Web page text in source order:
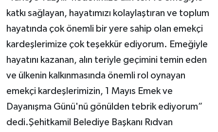
katkı sağlayan, hayatımızı kolaylaştıran ve toplum
hayatında çok önemli bir yere sahip olan emekçi
kardeşlerimize çok teşekkür ediyorum. Emeğiyle
hayatını kazanan, alın teriyle geçimini temin eden
ve ülkenin kalkınmasında önemli rol oynayan
emekçi kardeşlerimizin, 1 Mayıs Emek ve
Dayanışma Günü'nü gönülden tebrik ediyorum”
dedi.Şehitkamil Belediye Başkanı Rıdvan